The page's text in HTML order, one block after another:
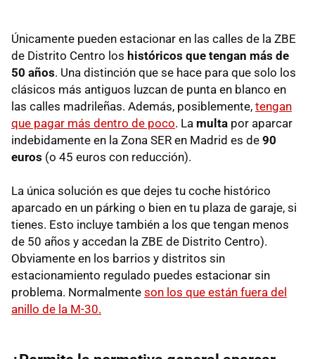
Únicamente pueden estacionar en las calles de la ZBE
de Distrito Centro los históricos que tengan más de
50 años. Una distinción que se hace para que solo los
clásicos más antiguos luzcan de punta en blanco en
las calles madrileñas. Además, posiblemente, tengan
que pagar más dentro de poco. La multa por aparcar
indebidamente en la Zona SER en Madrid es de 90
euros (o 45 euros con reducción).
La única solución es que dejes tu coche histórico
aparcado en un párking o bien en tu plaza de garaje, si
tienes. Esto incluye también a los que tengan menos
de 50 años y accedan la ZBE de Distrito Centro).
Obviamente en los barrios y distritos sin
estacionamiento regulado puedes estacionar sin
problema. Normalmente son los que están fuera del
anillo de la M-30.